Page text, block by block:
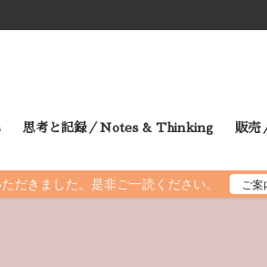
思考と記録／Notes & Thinking 販売
だきました。是非ご一読ください。 ご案